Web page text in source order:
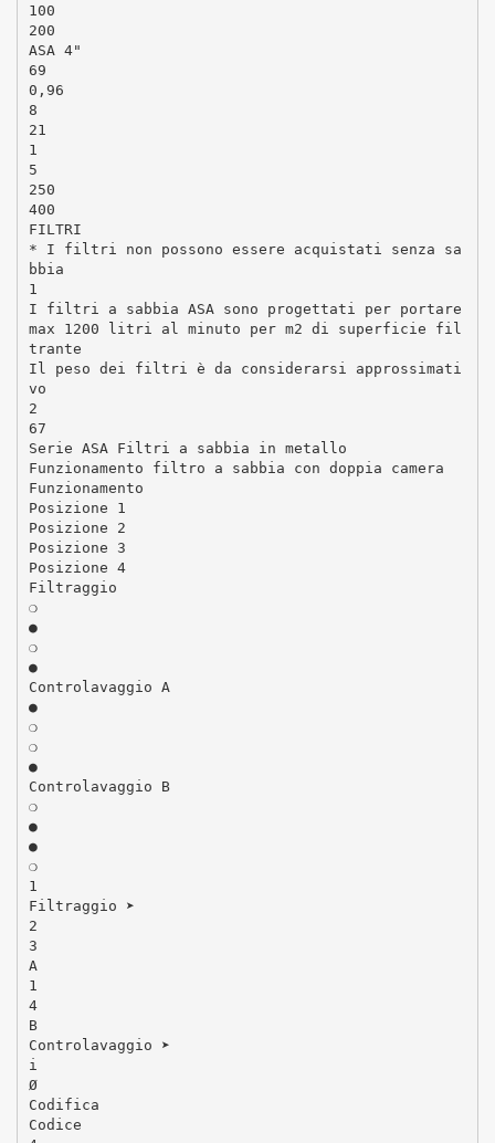
100
200
ASA 4"
69
0,96
8
21
1
5
250
400
FILTRI
* I filtri non possono essere acquistati senza sa
bbia
1
I filtri a sabbia ASA sono progettati per portare
max 1200 litri al minuto per m2 di superficie fil
trante
Il peso dei filtri è da considerarsi approssimati
vo
2
67
Serie ASA Filtri a sabbia in metallo
Funzionamento filtro a sabbia con doppia camera
Funzionamento
Posizione 1
Posizione 2
Posizione 3
Posizione 4
Filtraggio
❍
●
❍
●
Controlavaggio A
●
❍
❍
●
Controlavaggio B
❍
●
●
❍
1
Filtraggio ➤
2
3
A
1
4
B
Controlavaggio ➤
i
Ø
Codifica
Codice